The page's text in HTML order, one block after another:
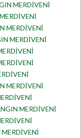
MERDİVENİ
MERDİVENİ
MERDİVENİ
MERDİVENİ
MERDİVENİ